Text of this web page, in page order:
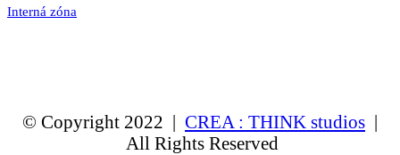
Interná zóna
© Copyright 2022 | CREA : THINK studios |
All Rights Reserved